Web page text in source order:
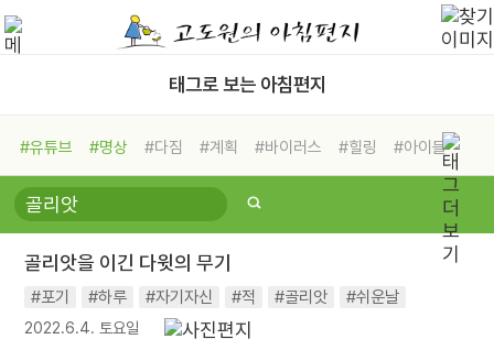
태그로 보는 아침편지
#유튜브 #명상 #다짐 #계획 #바이러스 #힐링
#아이들
#비전캠프
#독서캠프 #삶
#희망
#나눔 #친구 #링컨학교
#독서
#건강 #면역력
골리앗을 이긴 다윗의 무기
#포기 #하루 #자기자신 #적 #골리앗 #쉬운날
2022.6.4. 토요일